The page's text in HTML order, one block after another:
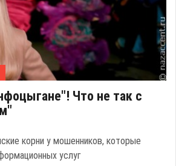
Что не так с
корни у мошенников, которые
услуг